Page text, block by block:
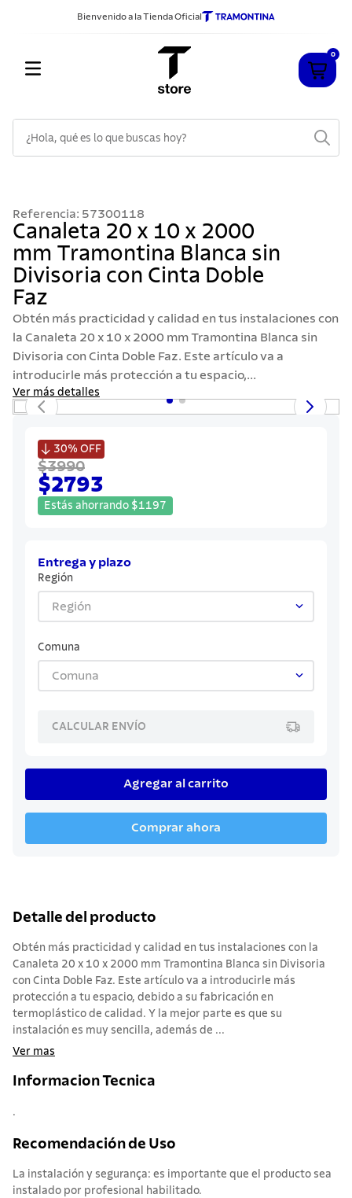
Bienvenido a la Tienda Oficial
0
Referencia: 57300118
Canaleta 20 x 10 x 2000
mm Tramontina Blanca sin
Divisoria con Cinta Doble
Faz
Obtén más practicidad y calidad en tus instalaciones con
la Canaleta 20 x 10 x 2000 mm Tramontina Blanca sin
Divisoria con Cinta Doble Faz. Este artículo va a
introducirle más protección a tu espacio,...
Ver más detalles
 30% OFF
$3990
$2793
Estás ahorrando $1197
Entrega y plazo
Región
Región
Comuna
Comuna
CALCULAR ENVÍO
Agregar al carrito
Comprar ahora
Detalle del producto
Obtén más practicidad y calidad en tus instalaciones con la
Canaleta 20 x 10 x 2000 mm Tramontina Blanca sin Divisoria
con Cinta Doble Faz. Este artículo va a introducirle más
protección a tu espacio, debido a su fabricación en
termoplástico de calidad. Y la mejor parte es que su
instalación es muy sencilla, además de ...
Ver mas
Informacion Tecnica
.
Recomendación de Uso
La instalación y segurança: es importante que el producto sea
instalado por profesional habilitado.
2.
sarten
3.
cubiertos
4 .
ollas
5.
6.
grano
7.
442
8.
solar
cuchillo
10. termo